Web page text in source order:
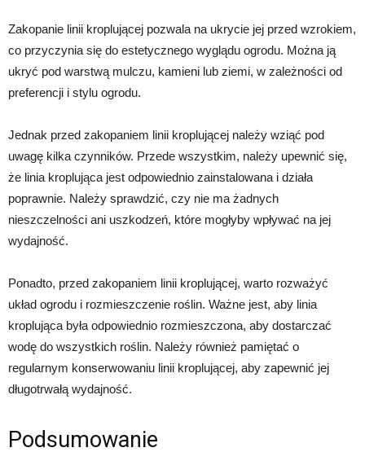
Zakopanie linii kroplującej pozwala na ukrycie jej przed wzrokiem,
co przyczynia się do estetycznego wyglądu ogrodu. Można ją
ukryć pod warstwą mulczu, kamieni lub ziemi, w zależności od
preferencji i stylu ogrodu.
Jednak przed zakopaniem linii kroplującej należy wziąć pod
uwagę kilka czynników. Przede wszystkim, należy upewnić się,
że linia kroplująca jest odpowiednio zainstalowana i działa
poprawnie. Należy sprawdzić, czy nie ma żadnych
nieszczelności ani uszkodzeń, które mogłyby wpływać na jej
wydajność.
Ponadto, przed zakopaniem linii kroplującej, warto rozważyć
układ ogrodu i rozmieszczenie roślin. Ważne jest, aby linia
kroplująca była odpowiednio rozmieszczona, aby dostarczać
wodę do wszystkich roślin. Należy również pamiętać o
regularnym konserwowaniu linii kroplującej, aby zapewnić jej
długotrwałą wydajność.
Podsumowanie